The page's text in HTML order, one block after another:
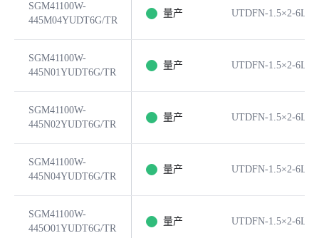
SGM41100W-
445M04YUDT6G/TR
量产 UTDFN-1.5×2-6L
SGM41100W-
445N01YUDT6G/TR
量产 UTDFN-1.5×2-6L
SGM41100W-
445N02YUDT6G/TR
量产 UTDFN-1.5×2-6L
SGM41100W-
445N04YUDT6G/TR
量产 UTDFN-1.5×2-6L
SGM41100W-
445O01YUDT6G/TR
量产 UTDFN-1.5×2-6L